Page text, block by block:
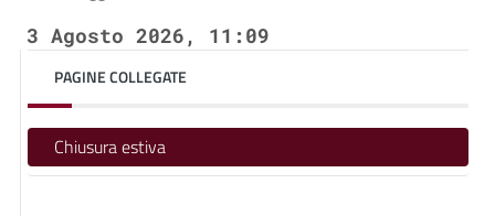
3 Agosto 2026, 11:09
PAGINE COLLEGATE
Chiusura estiva